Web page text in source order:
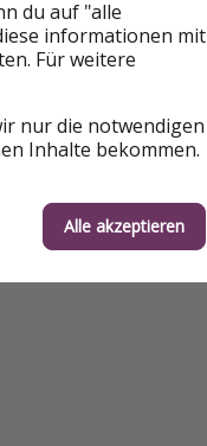
du auf "alle
informationen mit
Für weitere
nur die notwendigen
Inhalte bekommen.
Alle akzeptieren